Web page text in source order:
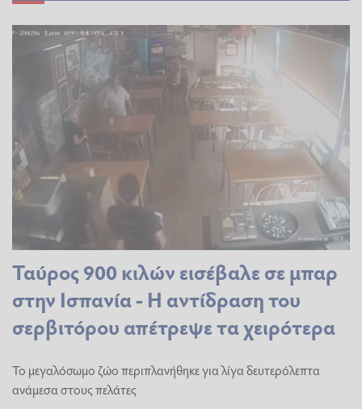
Ταύρος 900 κιλών εισέβαλε σε μπαρ
στην Ισπανία - Η αντίδραση του
σερβιτόρου απέτρεψε τα χειρότερα
Το μεγαλόσωμο ζώο περιπλανήθηκε για λίγα δευτερόλεπτα
ανάμεσα στους πελάτες